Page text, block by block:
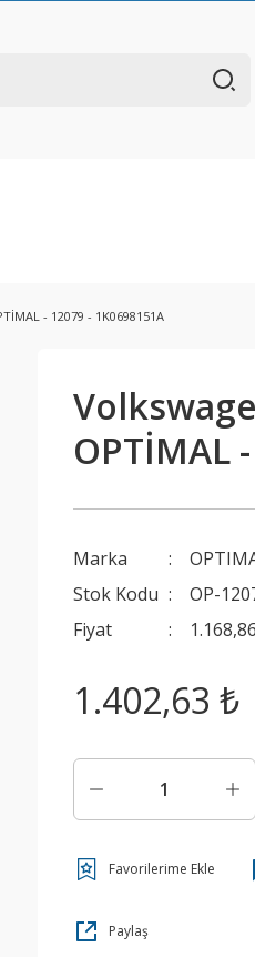
- 12079 - 1K0698151A
OPTİMAL
Marka
Stok Kodu
OP-
Fiyat
1.402,63 ₺
Paylaş